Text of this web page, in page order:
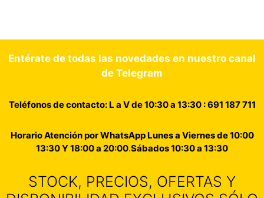
Entérate de todas las novedades en nuestro canal
de Telegram
Teléfonos de contacto: L a V de 10:30 a 13:30 : 691 187 711
Horario Atención por WhatsApp Lunes a Viernes de 10:00
13:30 Y 18:00 a 20:00.Sábados 10:30 a 13:30
STOCK, PRECIOS, OFERTAS Y